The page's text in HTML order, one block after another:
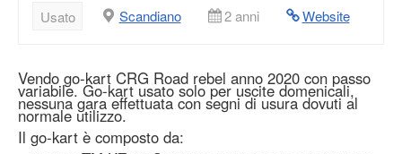
Usato Scandiano 2 anni Website
Vendo go-kart CRG Road rebel anno 2020 con passo
variabile. Go-kart usato solo per uscite domenicali,
nessuna gara effettuata con segni di usura dovuti al
normale utilizzo.
Il go-kart è composto da: